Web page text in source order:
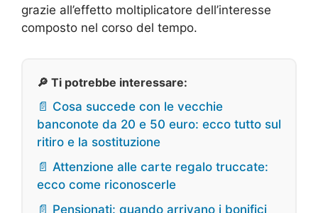
grazie all’effetto moltiplicatore dell’interesse
composto nel corso del tempo.
🔎 Ti potrebbe interessare:
📄 Cosa succede con le vecchie
banconote da 20 e 50 euro: ecco tutto sul
ritiro e la sostituzione
📄 Attenzione alle carte regalo truccate:
ecco come riconoscerle
📄 Pensionati: quando arrivano i bonifici